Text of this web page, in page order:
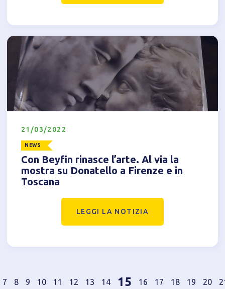
21/03/2022
NEWS
Con Beyfin rinasce l’arte. Al via la
mostra su Donatello a Firenze e in
Toscana
LEGGI LA NOTIZIA
7 8 9 10 11 12 13 14 15 16 17 18 19 20